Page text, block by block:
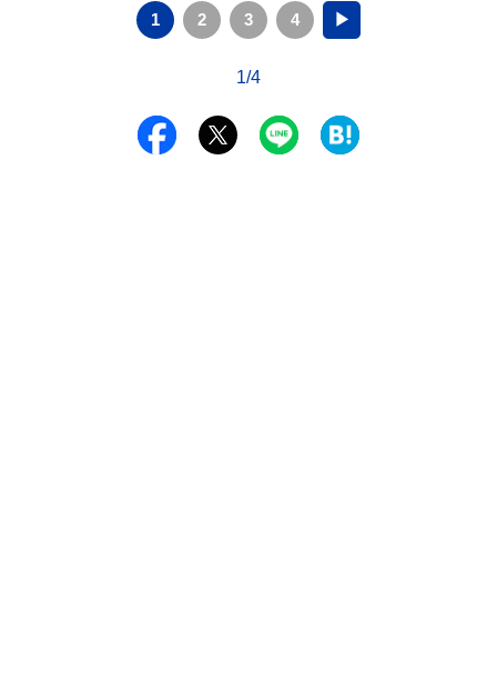
1 2 3 4 ▶
1/4